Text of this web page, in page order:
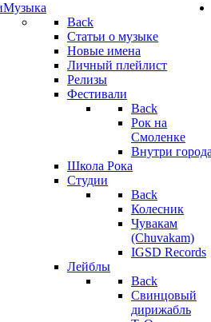
Музыка
Back
Статьи о музыке
Новые имена
Личный плейлист
Релизы
Фестивали
Back
Рок на
Смоленке
Внутри
Школа Рока
Студии
Back
Колесник
Чувакам
(Chuvakam)
IGSD Records
Лейблы
Back
Свинцовый
дирижабль